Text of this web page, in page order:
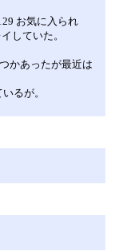
お気に入られ
していた。
かあったが最近は
るが。